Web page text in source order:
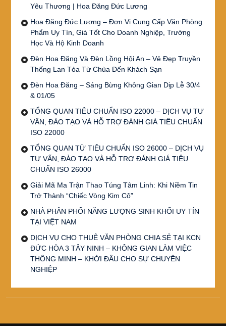
Yêu Thương | Hoa Đăng Đức Lương
Hoa Đăng Đức Lương – Đơn Vị Cung Cấp Văn Phòng
Phẩm Uy Tín, Giá Tốt Cho Doanh Nghiệp, Trường
Học Và Hộ Kinh Doanh
Đèn Hoa Đăng Và Đèn Lồng Hội An – Vẻ Đẹp Truyền
Thống Lan Tỏa Từ Chùa Đến Khách Sạn
Đèn Hoa Đăng – Sáng Bừng Không Gian Dịp Lễ 30/4
& 01/05
TỔNG QUAN TIÊU CHUẨN ISO 22000 – DỊCH VỤ TƯ
VẤN, ĐÀO TẠO VÀ HỖ TRỢ ĐÁNH GIÁ TIÊU CHUẨN
ISO 22000
TỔNG QUAN TỪ TIÊU CHUẨN ISO 26000 – DỊCH VỤ
TƯ VẤN, ĐÀO TẠO VÀ HỖ TRỢ ĐÁNH GIÁ TIÊU
CHUẨN ISO 26000
Giải Mã Ma Trận Thao Túng Tâm Linh: Khi Niềm Tin
Trở Thành “Chiếc Vòng Kim Cô”
NHÀ PHÂN PHỐI NĂNG LƯỢNG SINH KHỐI UY TÍN
TẠI VIỆT NAM
DỊCH VỤ CHO THUÊ VĂN PHÒNG CHIA SẺ TẠI KCN
ĐỨC HÒA 3 TÂY NINH – KHÔNG GIAN LÀM VIỆC
THÔNG MINH – KHỞI ĐẦU CHO SỰ CHUYÊN
NGHIỆP